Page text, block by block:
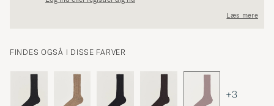
Læs mere
FINDES OGSÅ I DISSE FARVER
+3